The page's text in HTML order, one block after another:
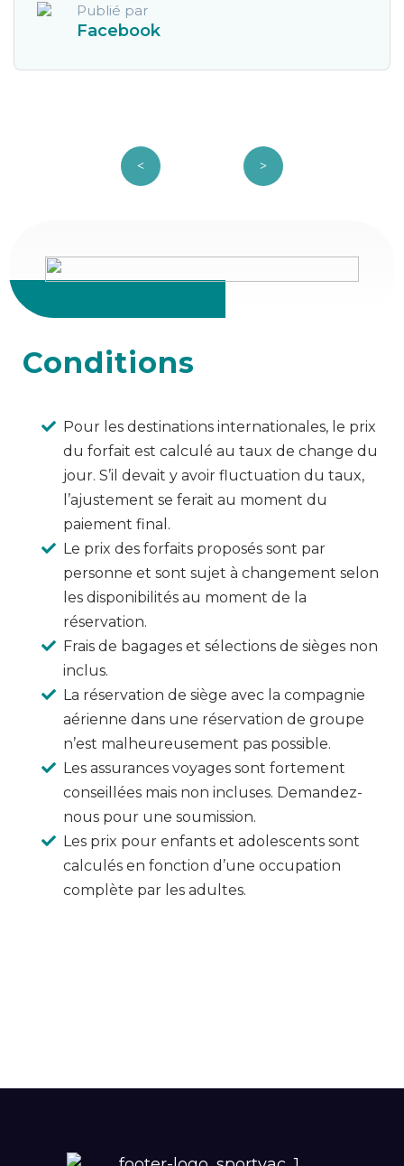
Publié par
Facebook
Conditions
Pour les destinations internationales, le prix
du forfait est calculé au taux de change du
jour. S’il devait y avoir fluctuation du taux,
l’ajustement se ferait au moment du
paiement final.
Le prix des forfaits proposés sont par
personne et sont sujet à changement selon
les disponibilités au moment de la
réservation.
Frais de bagages et sélections de sièges non
inclus.
La réservation de siège avec la compagnie
aérienne dans une réservation de groupe
n’est malheureusement pas possible.
Les assurances voyages sont fortement
conseillées mais non incluses. Demandez-
nous pour une soumission.
Les prix pour enfants et adolescents sont
calculés en fonction d’une occupation
complète par les adultes.